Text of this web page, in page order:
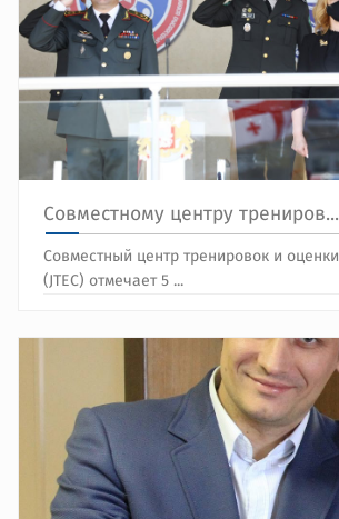
Совместному центру трениров...
Совместный центр тренировок и
(JTEC) отмечает 5 ...